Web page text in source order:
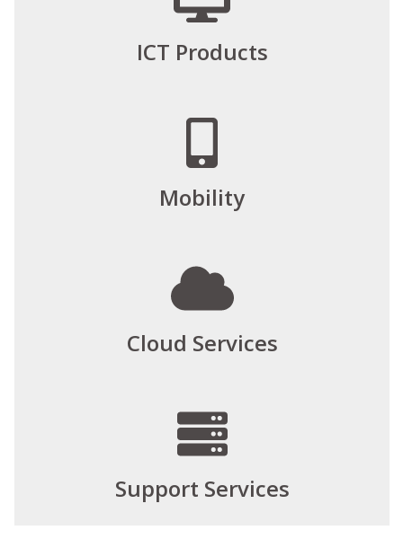
ICT Products
Mobility
Cloud Services
Support Services